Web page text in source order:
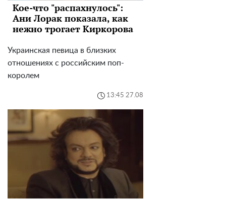
Кое-что "распахнулось":
Ани Лорак показала, как
нежно трогает Киркорова
Украинская певица в близких
отношениях с российским поп-
королем
13:45 27.08